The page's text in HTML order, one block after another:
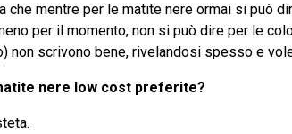
che mentre per le matite nere ormai si può
per il momento, non si può dire per le
non scrivono bene, rivelandosi spesso e
nere low cost preferite?